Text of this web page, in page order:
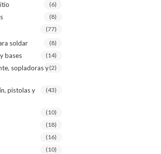
(6)
(8)
(77)
soldar (8)
bases (14)
sopladoras y(2)
pistolas y
(43)
(10)
(18)
(16)
(10)